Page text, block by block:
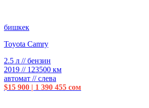
бишкек
Toyota Camry
2.5 л // бензин
2019 // 123500 км
автомат // слева
$15 900 | 1 390 455 сом